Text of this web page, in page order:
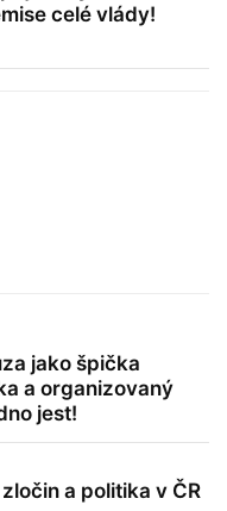
celé vlády!
jako špička
a organizovaný
jest!
a politika v ČR